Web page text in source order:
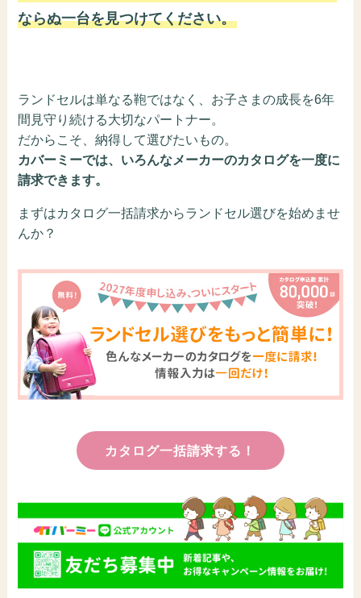
ならぬ一台を見つけてください。
ランドセルは単なる鞄ではなく、お子さまの成長を6年
間見守り続ける大切なパートナー。
だからこそ、納得して選びたいもの。
カバーミーでは、いろんなメーカーのカタログを一度に
請求できます。
まずはカタログ一括請求からランドセル選びを始めませ
んか？
カタログ一括請求する！